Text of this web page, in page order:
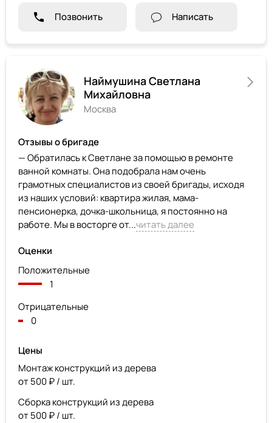
Позвонить Написать
Наймушина Светлана
Михайловна
Москва
Отзывы о бригаде
— Обратилась к Светлане за помощью в ремонте
ванной комнаты. Она подобрала нам очень
грамотных специалистов из своей бригады, исходя
из наших условий: квартира жилая, мама-
пенсионерка, дочка-школьница, я постоянно на
работе. Мы в восторге от...читать далее
Оценки
Положительные
1
Отрицательные
0
Цены
Монтаж конструкций из дерева
от 500 ₽ / шт.
Сборка конструкций из дерева
от 500 ₽ / шт.